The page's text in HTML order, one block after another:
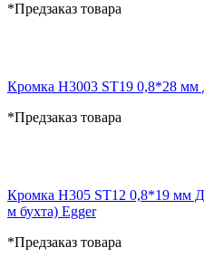
*Предзаказ товара
Кромка H3003 ST19 0,8*28
*Предзаказ товара
Кромка H305 ST12 0,8*19 мм
м бухта) Egger
*Предзаказ товара